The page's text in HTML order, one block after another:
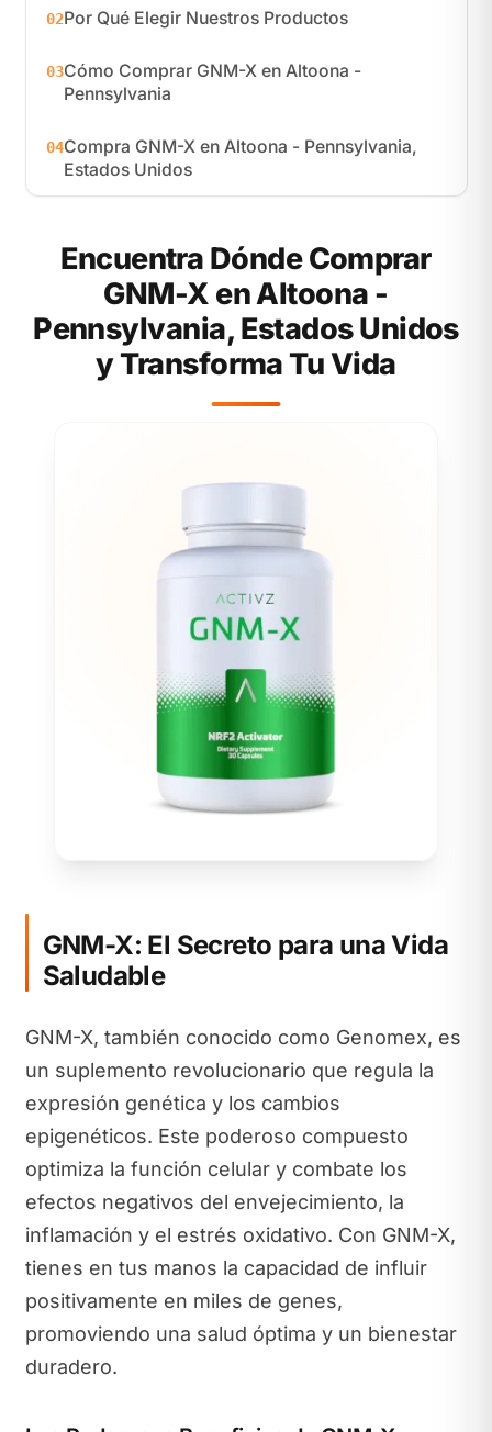
02Por Qué Elegir Nuestros Productos
03Cómo Comprar GNM-X en Altoona -
Pennsylvania
04Compra GNM-X en Altoona - Pennsylvania,
Estados Unidos
Encuentra Dónde Comprar
GNM-X en Altoona -
Pennsylvania, Estados Unidos
y Transforma Tu Vida
GNM-X: El Secreto para una Vida
Saludable
GNM-X, también conocido como Genomex, es
un suplemento revolucionario que regula la
expresión genética y los cambios
epigenéticos. Este poderoso compuesto
optimiza la función celular y combate los
efectos negativos del envejecimiento, la
inflamación y el estrés oxidativo. Con GNM-X,
tienes en tus manos la capacidad de influir
positivamente en miles de genes,
promoviendo una salud óptima y un bienestar
duradero.